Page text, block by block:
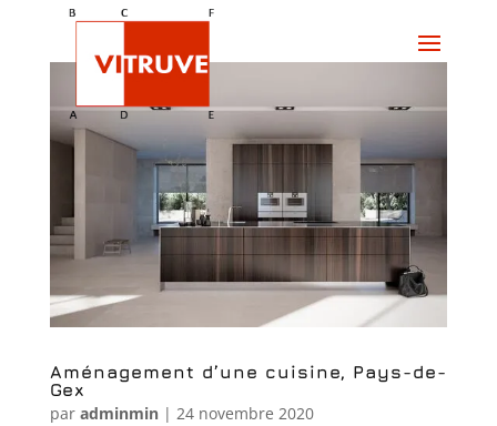
Aménagement d’une cuisine, Pays-de-
Gex
par adminmin| 24 novembre 2020